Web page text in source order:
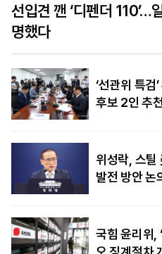
선입견 깬 ‘디펜더 110’…
명했다
‘선관위 특
후보 2인 추
위성락, 스틸
발전 방안 논
국힘 윤리위,